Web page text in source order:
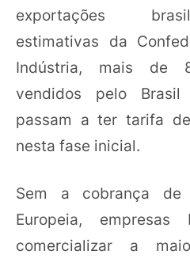
exportações
estimativas da
Indústria, mais de
vendidos pelo
passam a ter tarifa
nesta fase inicial.
Sem a cobrança
Europeia, empresas
comercializar a